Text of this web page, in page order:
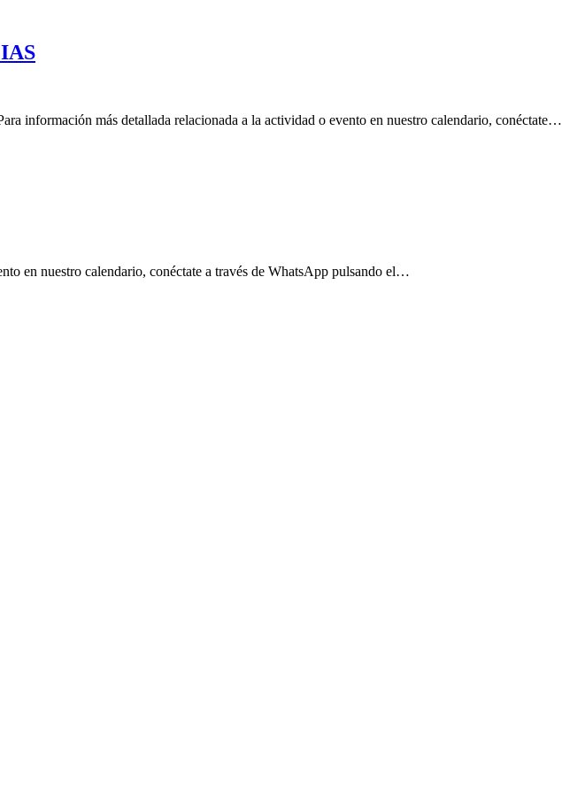
más detallada relacionada a la actividad o evento en nuestro calendario, conéctate…
en nuestro calendario, conéctate a través de WhatsApp pulsando el…